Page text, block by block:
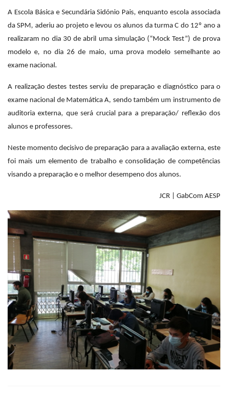
A Escola Básica e Secundária Sidónio Pais, enquanto escola associada
da SPM, aderiu ao projeto e levou os alunos da turma C do 12º ano a
realizaram no dia 30 de abril uma simulação (“Mock Test”) de prova
modelo e, no dia 26 de maio, uma prova modelo semelhante ao
exame nacional.
A realização destes testes serviu de preparação e diagnóstico para o
exame nacional de Matemática A, sendo também um instrumento de
auditoria externa, que será crucial para a preparação/ reflexão dos
alunos e professores.
Neste momento decisivo de preparação para a avaliação externa, este
foi mais um elemento de trabalho e consolidação de competências
visando a preparação e o melhor desempeno dos alunos.
JCR | GabCom AESP